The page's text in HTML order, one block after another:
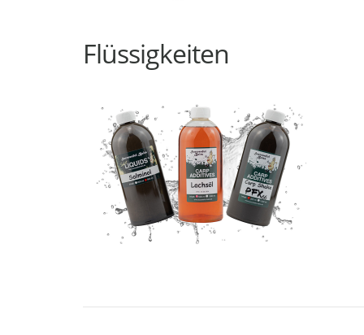
Flüssigkeiten